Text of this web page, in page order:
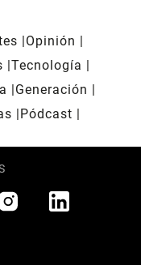
Opinión
Tecnología
Generación
Pódcast